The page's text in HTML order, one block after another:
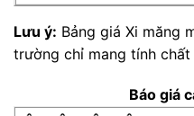
Lưu ý: Bảng giá Xi măng
trường chỉ mang tính chất
Báo giá